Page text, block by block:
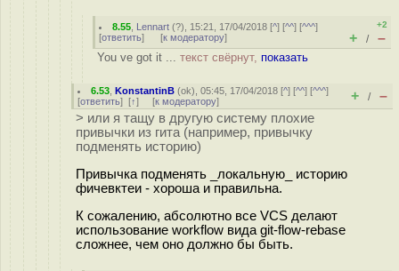
8.55 Lennart (?), 15:21, 17/04/2018 [^] [^^] [^^^]
[ответить] [к модератору]
+2
+ / –
You ve got it ... текст свёрнут, показать
6.53 ,KonstantinB (ok), 05:45, 17/04/2018 [^] [^^] [^^^]
[ответить] [↑] [к модератору] + / –
> или я тащу в другую систему плохие
привычки из гита (например, привычку
подменять историю)
Привычка подменять _локальную_ историю
фичевктеи - хороша и правильна.
К сожалению, абсолютно все VCS делают
использование workflow вида git-flow-rebase
сложнее, чем оно должно бы быть.